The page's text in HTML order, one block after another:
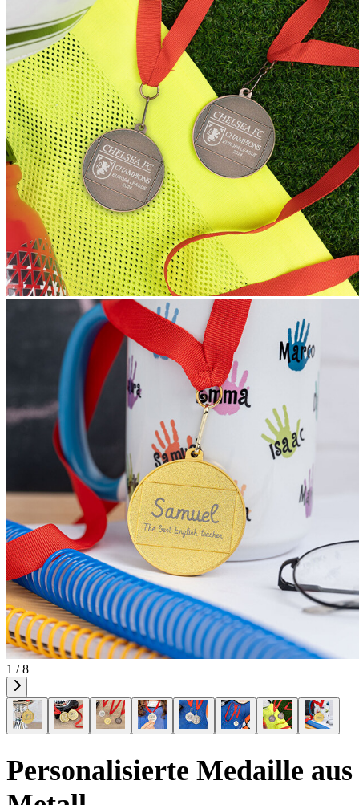
1 / 8
Personalisierte Medaille aus